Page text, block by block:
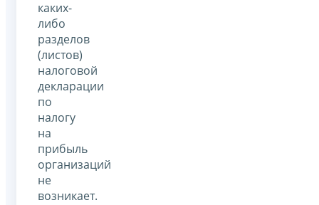
каких-
либо
разделов
(листов)
налоговой
декларации
по
налогу
на
прибыль
организаций
не
возникает.